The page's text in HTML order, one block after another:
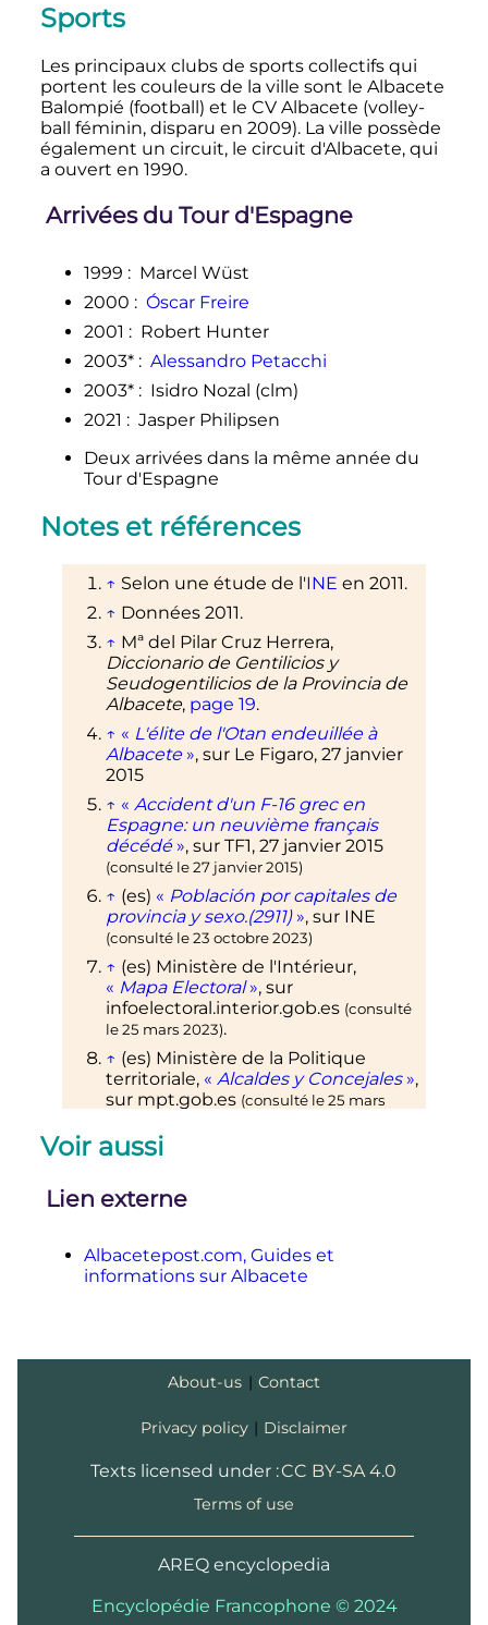
Sports
Les principaux clubs de sports collectifs qui
portent les couleurs de la ville sont le Albacete
Balompié (football) et le CV Albacete (volley-
ball féminin, disparu en 2009). La ville possède
également un circuit, le circuit d'Albacete, qui
a ouvert en 1990.
Arrivées du Tour d'Espagne
1999 : Marcel Wüst
2000 : Óscar Freire
2001 : Robert Hunter
2003* : Alessandro Petacchi
2003* : Isidro Nozal (clm)
2021 : Jasper Philipsen
Deux arrivées dans la même année du
Tour d'Espagne
Notes et références
↑ Selon une étude de l'INE en 2011.
↑ Données 2011.
↑ Mª del Pilar Cruz Herrera,
Diccionario de Gentilicios y
Seudogentilicios de la Provincia de
Albacete, page 19.
↑ « L'élite de l'Otan endeuillée à
Albacete », sur Le Figaro, 27 janvier
2015
↑ « Accident d'un F-16 grec en
Espagne: un neuvième français
décédé », sur TF1, 27 janvier 2015
(consulté le27 janvier 2015)
↑ (es) « Población por capitales de
provincia y sexo.(2911) », sur INE
(consulté le23 octobre 2023)
↑ (es) Ministère de l'Intérieur,
« Mapa Electoral », sur
infoelectoral.interior.gob.es (consulté
le25 mars 2023).
↑ (es) Ministère de la Politique
territoriale, « Alcaldes y Concejales »,
sur mpt.gob.es (consulté le25 mars
↑
Voir aussi
Lien externe
Albacetepost.com, Guides et
informations sur Albacete
About-us | Contact
Privacy policy | Disclaimer
Texts licensed under :CC BY-SA 4.0
Terms of use
AREQ encyclopedia
Encyclopédie Francophone © 2024